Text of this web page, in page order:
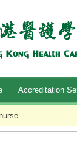
Accreditation